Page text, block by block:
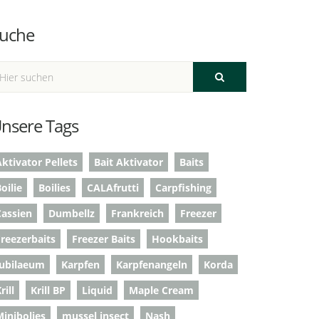
Tags
Pellets Bait Aktivator
Baits
Boilies CALAfrutti
Carpfishing
Dumbellz Frankreich
Freezer
Freezer Baits
Hookbaits
Karpfen Karpfenangeln
Korda
Krill BP Liquid
Maple Cream
mussel insect
Nash